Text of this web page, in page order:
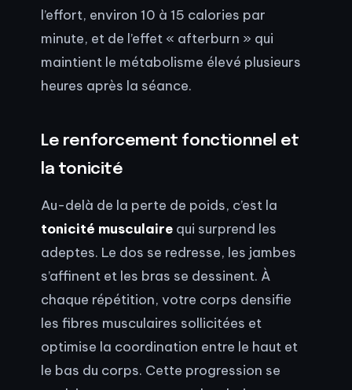
l’effort, environ 10 à 15 calories par
minute, et de l’effet « afterburn » qui
maintient le métabolisme élevé plusieurs
heures après la séance.
Le renforcement fonctionnel et
la tonicité
Au-delà de la perte de poids, c’est la
tonicité musculaire qui surprend les
adeptes. Le dos se redresse, les jambes
s’affinent et les bras se dessinent. À
chaque répétition, votre corps densifie
les fibres musculaires sollicitées et
optimise la coordination entre le haut et
le bas du corps. Cette progression se